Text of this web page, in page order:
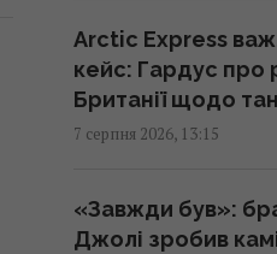
РФ нарощує
"Іскандерів":
13:04 п'ятниця, 07 серпня
Arctic Express
кейс: Гардус про
Британії щодо
7 серпня 2026, 13:15
«Завжди був»:
Джолі зробив